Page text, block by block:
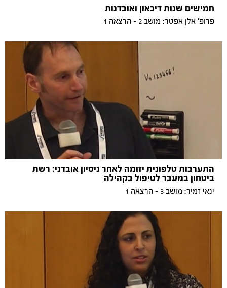
חמישים שנות דיכאון ואובדנות
פרופ' אלן אפטר: מושב 2 - הרצאה 1
התערבות טלפונית יזומה לאחר ניסיון אובדני: רשת
ביטחון במעבר לטיפול בקהילה
ינאי זמיר: מושב 3 - הרצאה 1